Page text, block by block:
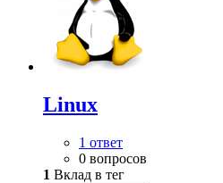
Linux
1 ответ
0 вопросов
1 Вклад в тег